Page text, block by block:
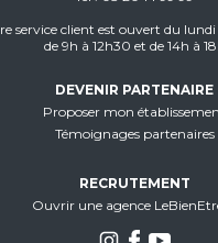
service client est ouvert du
de 9h à 12h30 et de 14h à
DEVENIR PARTENAIRE
Proposer mon
Témoignages partenaires
RECRUTEMENT
Ouvrir une agence